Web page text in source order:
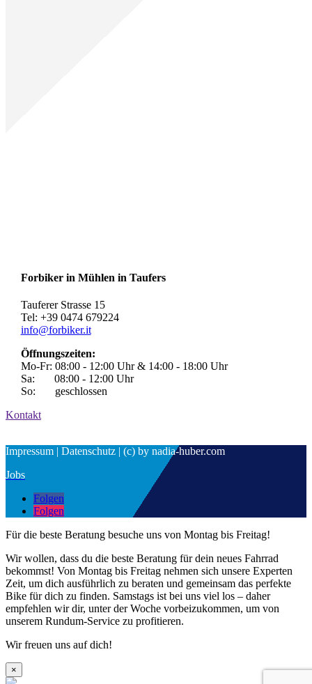
Forbiker in Mühlen in Taufers
Tauferer Strasse 15
Tel: +39 0474 679224
info@forbiker.it
Öffnungszeiten:
Mo-Fr: 08:00 - 12:00 Uhr & 14:00 - 18:00 Uhr
Sa: 08:00 - 12:00 Uhr
So: geschlossen
Kontakt
Impressum | Datenschutz | (c) by nadia-huber.com
Jobs
Folgen
Folgen
Für die beste Beratung besuche uns von Montag bis Freitag!
Wir wollen, dass du die beste Beratung für dein neues Fahrrad
bekommst! Von Montag bis Freitag nehmen sich unsere Experten
Zeit, um dich ausführlich zu beraten und gemeinsam das perfekte
Bike für dich zu finden. Samstags ist bei uns viel los – daher
empfehlen wir dir, unter der Woche vorbeizukommen, um von
unserem Rundum-Service zu profitieren.
Wir freuen uns auf dich!
×